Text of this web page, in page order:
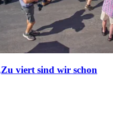
viert sind wir schon